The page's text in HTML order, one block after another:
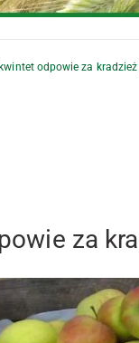
odpowie za kradzież
za